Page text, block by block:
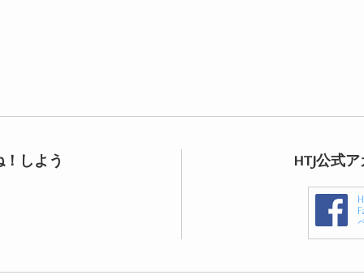
しよう HTJ公式